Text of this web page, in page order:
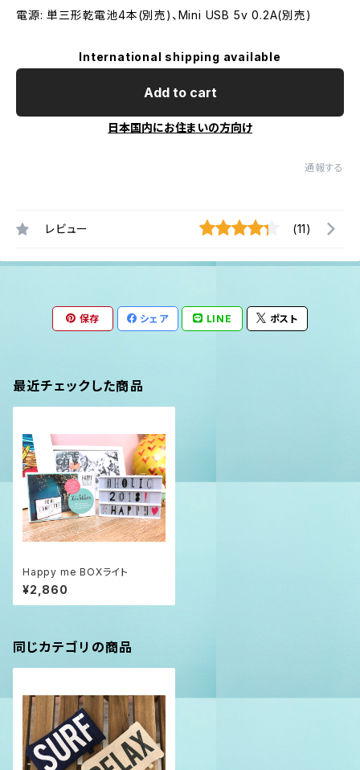
電源: 単三形乾電池4本(別売)、Mini USB 5v 0.2A(別売)
International shipping available
Add to cart
日本国内にお住まいの方向け
通報する
レビュー (11)
保存 シェア LINE ポスト
最近チェックした商品
Happy me BOXライト
¥2,860
同じカテゴリの商品